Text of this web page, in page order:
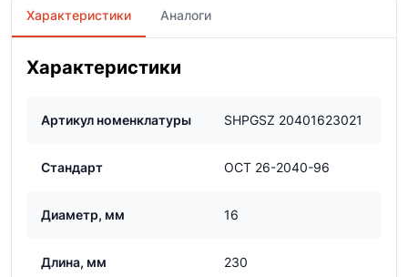
Характеристики Аналоги
Характеристики
Артикул номенклатуры SHPGSZ 20401623021
Стандарт ОСТ 26-2040-96
Диаметр, мм 16
Длина, мм 230